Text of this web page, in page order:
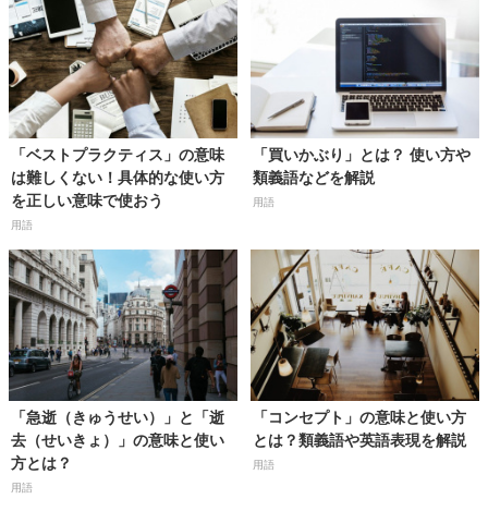
「ベストプラクティス」の意味
は難しくない！具体的な使い方
を正しい意味で使おう
用語
「買いかぶり」とは？ 使い方や
類義語などを解説
用語
「急逝（きゅうせい）」と「逝
去（せいきょ）」の意味と使い
方とは？
用語
「コンセプト」の意味と使い方
とは？類義語や英語表現を解説
用語